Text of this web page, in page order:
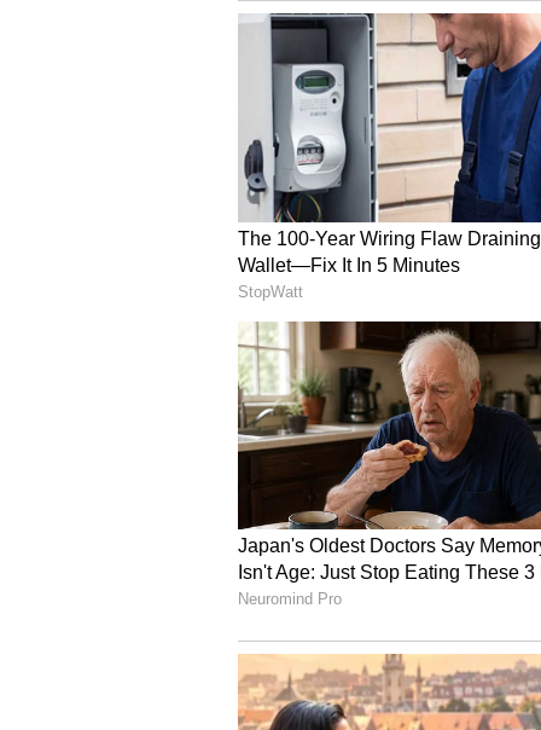
Image Credit :AI Generated
சிம்ம ராசி
செவ்வாய் பகவான் ரோகிணி
ராசிக்காரர்களின் வாழ்க்கை
கிடைக்கும். நிலுவையில் உள்ள
மதிப்பும் மரியாதையும்
காலம் மிகவும் சாதகமாக
கிடைக்க வாய்ப்புகள் உள்ளன.
இரட்டிப்பாகும்.
Astrology : கூட்டணி அமைத்த
ஜாக்பாட்!
4
4